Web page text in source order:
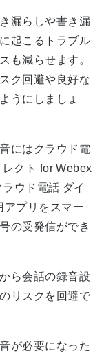
漏らしや書き漏
起こるトラブル
も減らせます。
ク回避や良好な
うにしましょ
にはクラウド電
クト for Webex
ウド電話 ダイ
プリをスマー
の受発信ができ
ら会話の録音設
リスクを回避で
が必要になった